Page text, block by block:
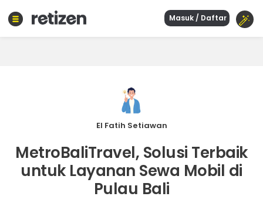
Masuk / Daftar
El Fatih Setiawan
MetroBaliTravel, Solusi Terbaik
untuk Layanan Sewa Mobil di
Pulau Bali
Sejarah